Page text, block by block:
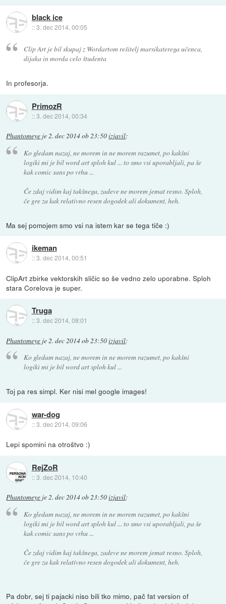
black ice
::3. dec 2014, 00:05
Clip Art je bil skupaj z Wordartom rešitelj marsikaterega učenca,
dijaka in morda celo študenta
In profesorja.
PrimozR
::3. dec 2014, 00:34
Phantomeye je2. dec 2014 ob 23:50izjavil:
Ko gledam nazaj, ne morem in ne morem razumet, po kakšni
logiki mi je bil word art sploh kul ... to smo vsi uporabljali, pa še
kak comic sans po vrhu ...
Če zdaj vidim kaj takšnega, zadeve ne morem jemat resno. Sploh,
če gre za kak relativno resen dogodek ali dokument, heh.
Ma sej pomojem smo vsi na istem kar se tega tiče :)
ikeman
::3. dec 2014, 00:51
ClipArt zbirke vektorskih sličic so še vedno zelo uporabne. Sploh
stara Corelova je super.
Truga
::3. dec 2014, 08:01
Phantomeye je2. dec 2014 ob 23:50izjavil:
Ko gledam nazaj, ne morem in ne morem razumet, po kakšni
logiki mi je bil word art sploh kul ...
Toj pa res simpl. Ker nisi mel google images!
war-dog
::3. dec 2014, 09:06
Lepi spomini na otroštvo :)
RejZoR
::3. dec 2014, 10:40
Phantomeye je2. dec 2014 ob 23:50izjavil:
Ko gledam nazaj, ne morem in ne morem razumet, po kakšni
logiki mi je bil word art sploh kul ... to smo vsi uporabljali, pa še
kak comic sans po vrhu ...
Če zdaj vidim kaj takšnega, zadeve ne morem jemat resno. Sploh,
če gre za kak relativno resen dogodek ali dokument, heh.
Pa dobr, sej ti pajacki niso bili tko mimo, pač fat version of